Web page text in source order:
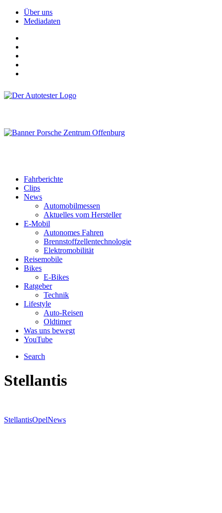
Über uns
Mediadaten
Fahrberichte
Clips
News
Automobilmessen
Aktuelles vom Hersteller
E-Mobil
Autonomes Fahren
Brennstoffzellentechnologie
Elektromobilität
Reisemobile
Bikes
E-Bikes
Ratgeber
Technik
Lifestyle
Auto-Reisen
Oldtimer
Was uns bewegt
YouTube
Search
Stellantis
StellantisOpelNews